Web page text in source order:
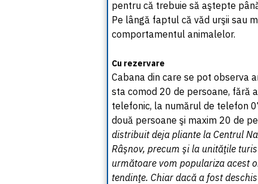
pentru că trebuie să aştepte
Pe lângă faptul că văd urşii sau
comportamentul animalelor.
Cu rezervare
Cabana din care se pot observa
sta comod 20 de persoane, fără
telefonic, la numărul de telefon
două persoane şi maxim 20 de
distribuit deja pliante la Centrul
Râşnov, precum şi la unităţile
următoare vom populariza acest
tendinţe. Chiar dacă a fost